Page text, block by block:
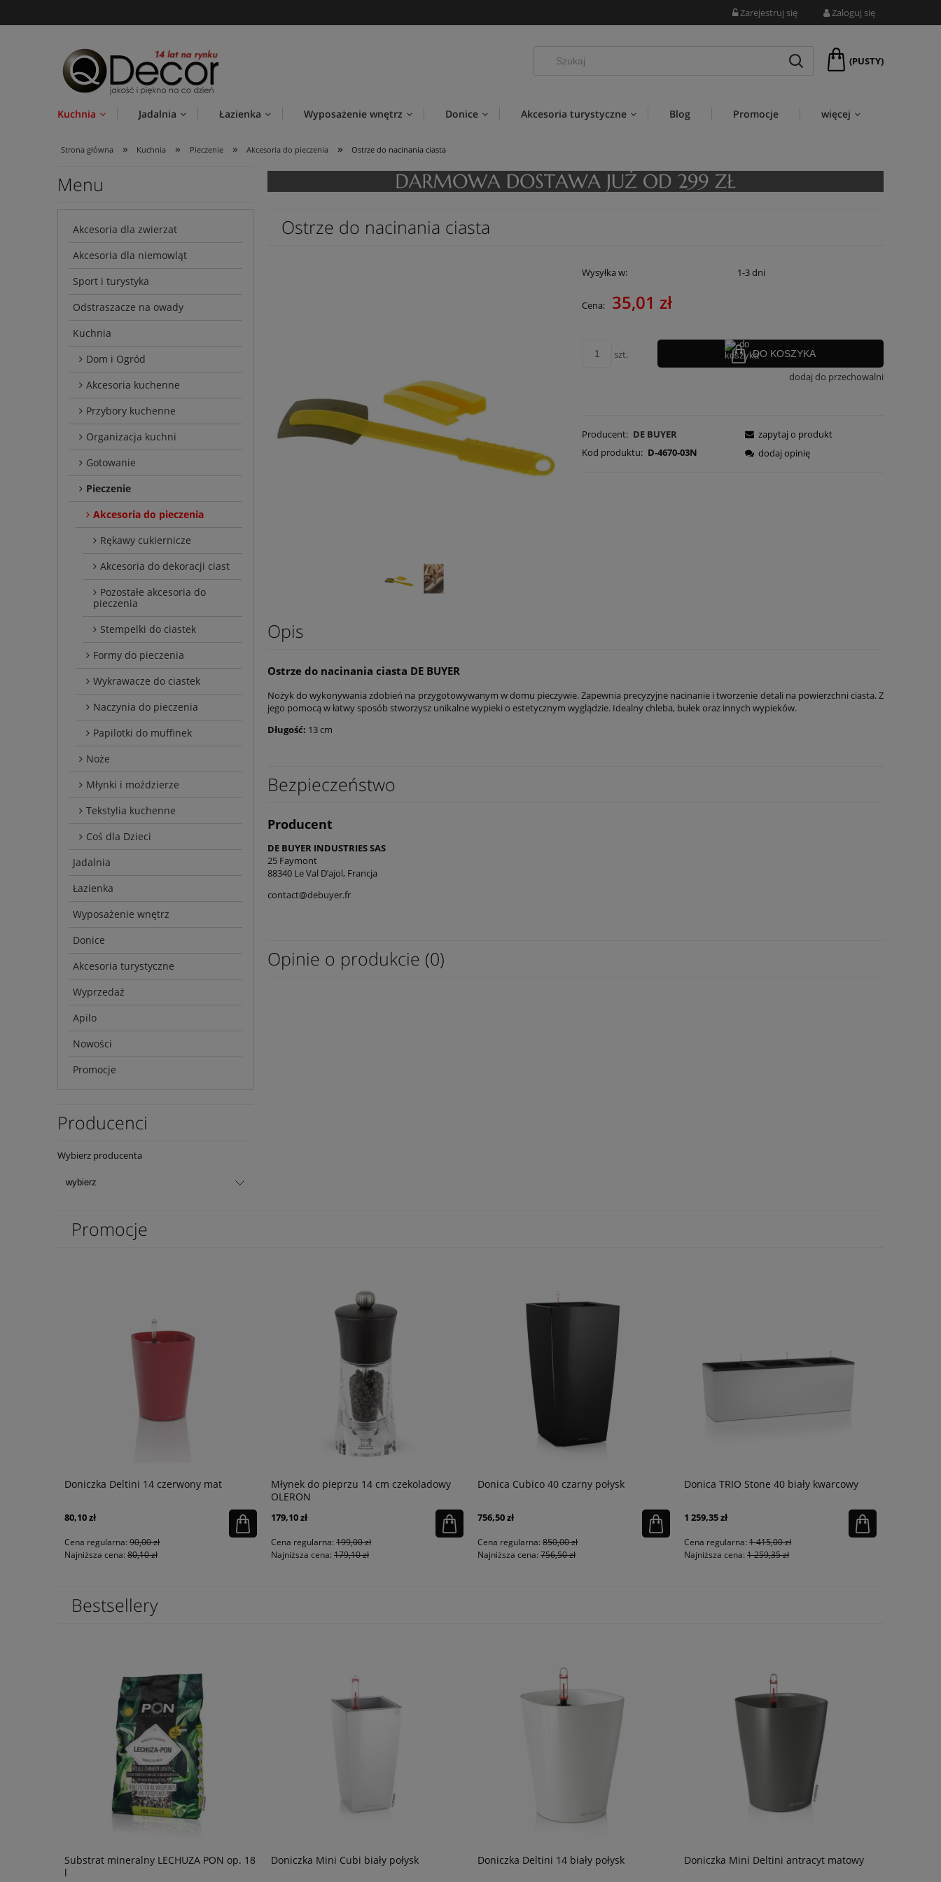
Zarejestruj się Zaloguj się
(PUSTY)
Kuchnia Jadalnia Łazienka Wyposażenie wnętrz Donice Akcesoria turystyczne Blog Promocje więcej
Strona główna » Kuchnia » Pieczenie » Akcesoria do pieczenia » Ostrze do nacinania ciasta
Menu
Akcesoria dla zwierzat
Akcesoria dla niemowląt
Sport i turystyka
Odstraszacze na owady
Kuchnia
Dom i Ogród
Akcesoria kuchenne
Przybory kuchenne
Organizacja kuchni
Gotowanie
Pieczenie
Akcesoria do pieczenia
Rękawy cukiernicze
Akcesoria do dekoracji ciast
Pozostałe akcesoria do
pieczenia
Stempelki do ciastek
Formy do pieczenia
Wykrawacze do ciastek
Naczynia do pieczenia
Papilotki do muffinek
Noże
Młynki i moździerze
Tekstylia kuchenne
Coś dla Dzieci
Jadalnia
Łazienka
Wyposażenie wnętrz
Donice
Akcesoria turystyczne
Wyprzedaż
Apilo
Nowości
Promocje
Producenci
Wybierz producenta
Ostrze do nacinania ciasta
Wysyłka w: 1-3 dni
Cena: 35,01 zł
szt. DO KOSZYKA
dodaj do przechowalni
Producent: DE BUYER
Kod produktu: D-4670-03N
zapytaj o produkt
dodaj opinię
Opis
Ostrze do nacinania ciasta DE BUYER
Nożyk do wykonywania zdobień na przygotowywanym w domu pieczywie. Zapewnia precyzyjne nacinanie i tworzenie detali na powierzchni ciasta. Z
jego pomocą w łatwy sposób stworzysz unikalne wypieki o estetycznym wyglądzie. Idealny chleba, bułek oraz innych wypieków.
Długość: 13 cm
Bezpieczeństwo
Producent
DE BUYER INDUSTRIES SAS
25 Faymont
88340 Le Val D’ajol, Francja
contact@debuyer.fr
Opinie o produkcie (0)
Promocje
Doniczka Deltini 14 czerwony mat
80,10 zł
Cena regularna: 90,00 zł
Najniższa cena: 80,10 zł
Młynek do pieprzu 14 cm czekoladowy
OLERON
179,10 zł
Cena regularna: 199,00 zł
Najniższa cena: 179,10 zł
Donica Cubico 40 czarny połysk
756,50 zł
Cena regularna: 850,00 zł
Najniższa cena: 756,50 zł
Donica TRIO Stone 40 biały kwarcowy
1 259,35 zł
Cena regularna: 1 415,00 zł
Najniższa cena: 1 259,35 zł
Bestsellery
Substrat mineralny LECHUZA PON op. 18
l
Doniczka Mini Cubi biały połysk Doniczka Deltini 14 biały połysk Doniczka Mini Deltini antracyt matowy